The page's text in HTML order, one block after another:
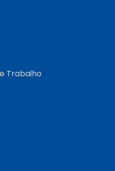
Trabalho